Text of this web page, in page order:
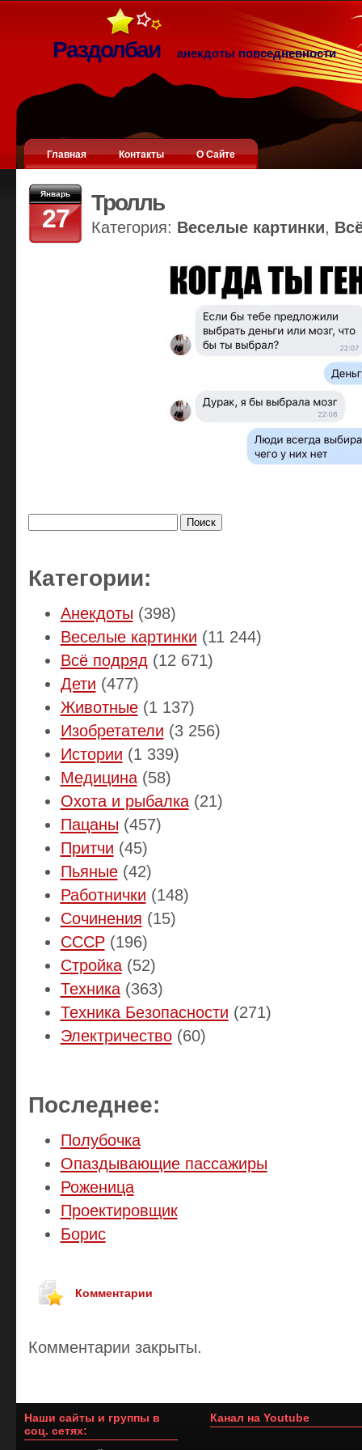
Раздолбаи анекдоты повседневности
Главная Контакты О Сайте
Январь
27
Тролль
Категория: Веселые картинки,
Категории:
Анекдоты (398)
Веселые картинки (11 244)
Всё подряд (12 671)
Дети (477)
Животные(1 137)
Изобретатели (3 256)
Истории (1 339)
Медицина(58)
Охота и рыбалка(21)
Пацаны (457)
Притчи (45)
Пьяные(42)
Работнички (148)
Сочинения (15)
СССР(196)
Стройка(52)
Техника(363)
Техника Безопасности (271)
Электричество(60)
Последнее:
Полубочка
Опаздывающие пассажиры
Роженица
Проектировщик
Борис
Комментарии
Комментарии закрыты.
Наши сайты и группы в
соц. сетях:
Канал на Youtube